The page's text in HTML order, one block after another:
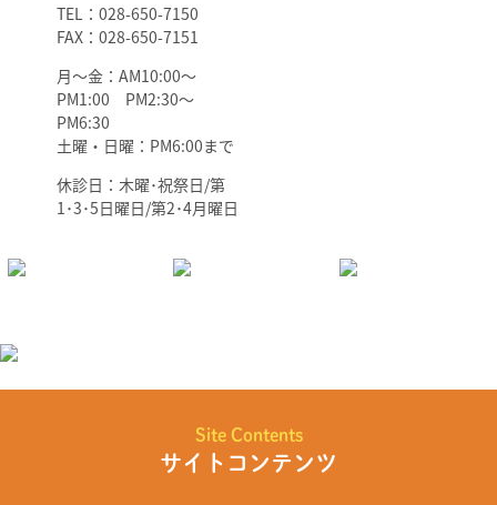
TEL：028-650-7150
FAX：028-650-7151
月～金：AM10:00～
PM1:00 PM2:30～
PM6:30
土曜・日曜：PM6:00まで
休診日：木曜･祝祭日/第
1･3･5日曜日/第2･4月曜日
Site Contents
サイトコンテンツ